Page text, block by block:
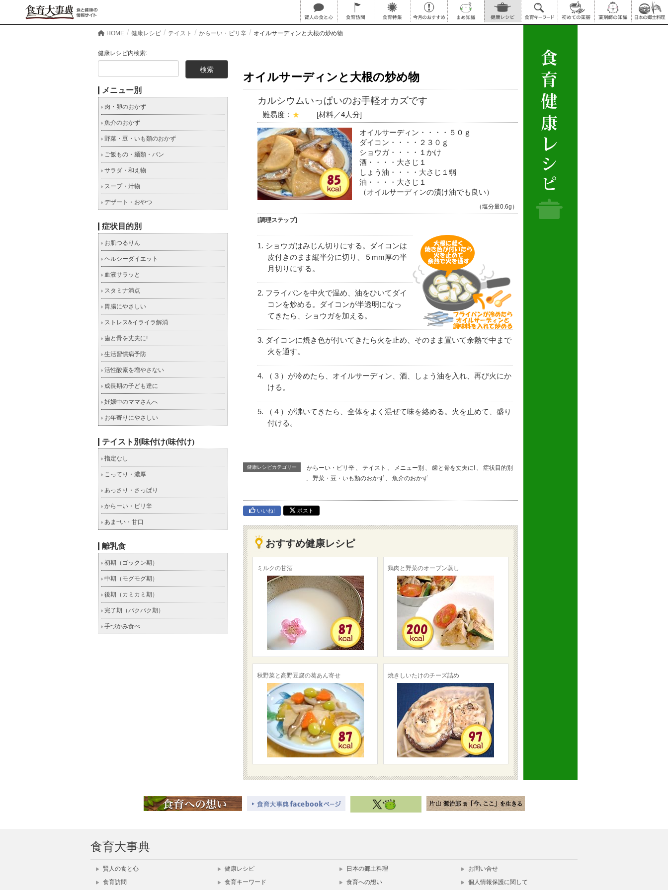
HOME 健康レシピ テイスト からーい・ピリ辛 オイルサーディンと大根の炒め物
オイルサーディンと大根の炒め物
カルシウムいっぱいのお手軽オカズです
難易度： ★ [材料／4人分]
オイルサーディン・・・・５０ｇ
ダイコン・・・・２３０ｇ
ショウガ・・・・１かけ
酒・・・・大さじ１
しょう油・・・・大さじ１弱
油・・・・大さじ１
（オイルサーディンの漬け油でも良い）
（塩分量0.6g）
[調理ステップ]
ショウガはみじん切りにする。ダイコンは
皮付きのまま縦半分に切り、５mm厚の半
月切りにする。
フライパンを中火で温め、油をひいてダイ
コンを炒める。ダイコンが半透明になっ
てきたら、ショウガを加える。
ダイコンに焼き色が付いてきたら火を止め、そのまま置いて余熱で中まで
火を通す。
（３）が冷めたら、オイルサーディン、酒、しょう油を入れ、再び火にか
ける。
（４）が沸いてきたら、全体をよく混ぜて味を絡める。火を止めて、盛り
付ける。
健康レシピカテゴリー からーい・ピリ辛 テイスト メニュー別 歯と骨を丈夫に!
症状目的別
野菜・豆・いも類のおかず 魚介のおかず
いいね! ポスト
おすすめ健康レシピ
ミルクの甘酒 鶏肉と野菜のオーブン蒸し
秋野菜と高野豆腐の葛あん寄せ 焼きしいたけのチーズ詰め
健康レシピ内検索:
メニュー別
肉・卵のおかず
魚介のおかず
野菜・豆・いも類のおかず
ご飯もの・麺類・パン
サラダ・和え物
スープ・汁物
デザート・おやつ
症状目的別
お肌つるりん
ヘルシーダイエット
血液サラッと
スタミナ満点
胃腸にやさしい
ストレス&イライラ解消
歯と骨を丈夫に!
生活習慣病予防
活性酸素を増やさない
成長期の子ども達に
妊娠中のママさんへ
お年寄りにやさしい
テイスト別味付け(味付け)
指定なし
こってり・濃厚
あっさり・さっぱり
からーい・ピリ辛
あま~い・甘口
離乳食
初期（ゴックン期）
中期（モグモグ期）
後期（カミカミ期）
完了期（パクパク期）
手づかみ食べ
食育大事典
賢人の食と心
食育訪問
健康レシピ
食育キーワード
日本の郷土料理
食育への想い
お問い合せ
個人情報保護に関して